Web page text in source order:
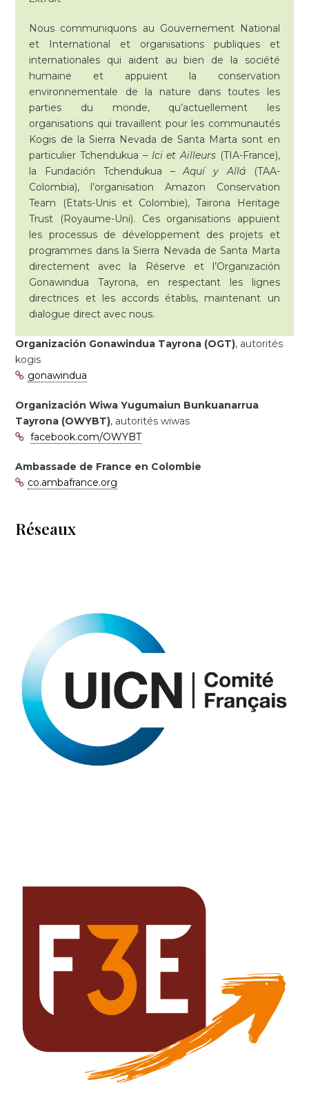
Nous communiquons au Gouvernement National
et International et organisations publiques et
internationales qui aident au bien de la société
humaine et appuient la conservation
environnementale de la nature dans toutes les
parties du monde, qu’actuellement les
organisations qui travaillent pour les communautés
Kogis de la Sierra Nevada de Santa Marta sont en
particulier Tchendukua – Ici et Ailleurs(TIA-France),
la Fundación Tchendukua –Aquí y Allá(TAA-
Colombia), l’organisation Amazon Conservation
Team (Etats-Unis et Colombie), Tairona Heritage
Trust (Royaume-Uni). Ces organisations appuient
les processus de développement des projets et
programmes dans la Sierra Nevada de Santa Marta
directement avec la Réserve et l’Organización
Gonawindua Tayrona, en respectant les lignes
directrices et les accords établis, maintenant un
dialogue direct avec nous.
Organización Gonawindua Tayrona (OGT), autorités
kogis
gonawindua
Organización Wiwa Yugumaiun Bunkuanarrua
Tayrona (OWYBT), autorités wiwas
facebook.com/OWYBT
Ambassade de France en Colombie
co.ambafrance.org
Réseaux